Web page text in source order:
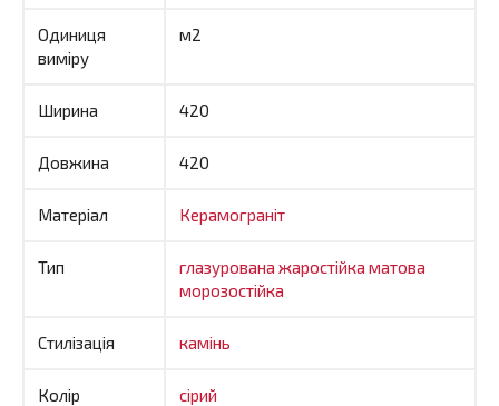
Одиниця
виміру
м2
Ширина 420
Довжина 420
Матеріал Керамограніт
Тип глазурована жаростійка матова
морозостійка
Стилізація камінь
Колір сірий